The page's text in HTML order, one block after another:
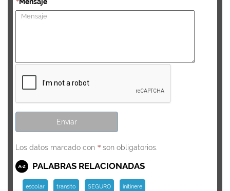
*
Los datos marcado con * son obligatorios.
PALABRAS RELACIONADAS
escolar transito SEGURO initinere